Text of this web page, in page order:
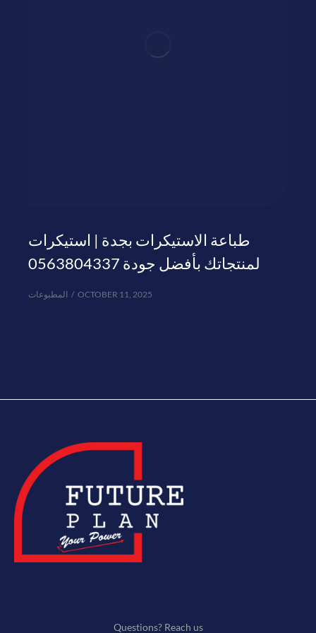
طباعة الاستيكرات بجدة | استيكرات
لمنتجاتك بأفضل جودة 0563804337
المطبوعات OCTOBER 11, 2025
Questions? Reach us